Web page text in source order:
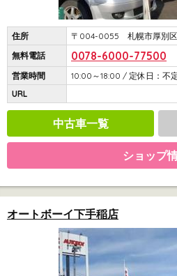
住所
〒004-0055 札幌市厚別区
無料電話
0078-6000-77500
営業時間
10:00～18:00 / 定休日：不
URL
中古車一覧
ショップ
オートボーイ下手稲店